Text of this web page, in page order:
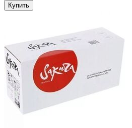
Купить